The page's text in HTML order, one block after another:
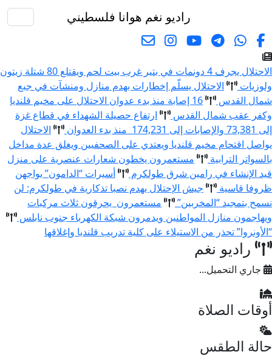
راديو نغم هوانا فلسطيني
الاحتلال يجرف 4 دونمات في بتير غرب بيت لحم ويقتلع 80 شتلة زيتون
الاحتلال يسلّم إخطارات بهدم منازل ومنشآت في جبع
القدس
16 إصابة منذ بدء عدوان الاحتلال على مخيم قلنديا
عقب شمال القدس
ارتفاع حصيلة الشهداء في قطاع غزة
إلى 174,231 منذ بدء العدوان
الاحتلال
اقتحام مخيم قلنديا ويعتدي على الصحفيين ويغلق عدة مداخل
الترابية
مستعمرون يخطون شعارات عنصرية على منزل
الإنشاء في رامين شرق طولكرم
أسيرات “الدامون” يواجهن
قاسية
جيش الإحتلال يهدم نصبا تذكارية في طولكرم: لن
بتمجيد “المخربين”
مستعمرون يحرقون ثلاث مركبات
منازل المواطنين ويدمرون شبكة الكهرباء جنوب نابلس
تحذر من الاستيلاء على كلية تدريب قلنديا وإغلاقها
راديو نغم
جاري التحميل...
الصلاة
الطقس